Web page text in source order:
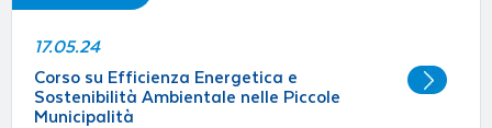
17.05.24
Corso su Efficienza Energetica e
Sostenibilità Ambientale nelle Piccole
Municipalità